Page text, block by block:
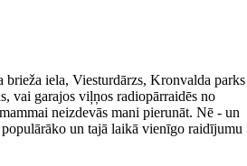
brieža iela, Viesturdārzs, Kronvalda parks
vai garajos viļņos radiopārraidēs no
neizdevās mani pierunāt. Nē - un
un tajā laikā vienīgo raidījumu